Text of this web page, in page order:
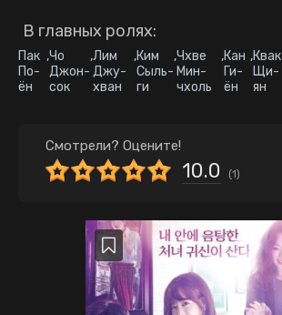
В главных ролях:
Пак
По-
ён
,Чо
Джон-
сок
,Лим
Джу-
хван
,Ким
Сыль-
ги
,Чхве
Мин-
чхоль
,Кан
Ги-
ён
,Квак
Щи-
ян
Смотрели? Оцените!
10.0 (1)